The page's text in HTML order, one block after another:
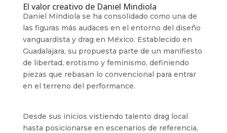
El valor creativo de Daniel Mindiola
Daniel Mindiola se ha consolidado como una de
las figuras más audaces en el entorno del diseño
vanguardista y drag en México. Establecido en
Guadalajara, su propuesta parte de un manifiesto
de libertad, erotismo y feminismo, definiendo
piezas que rebasan lo convencional para entrar
en el terreno del performance.
Desde sus inicios vistiendo talento drag local
hasta posicionarse en escenarios de referencia,